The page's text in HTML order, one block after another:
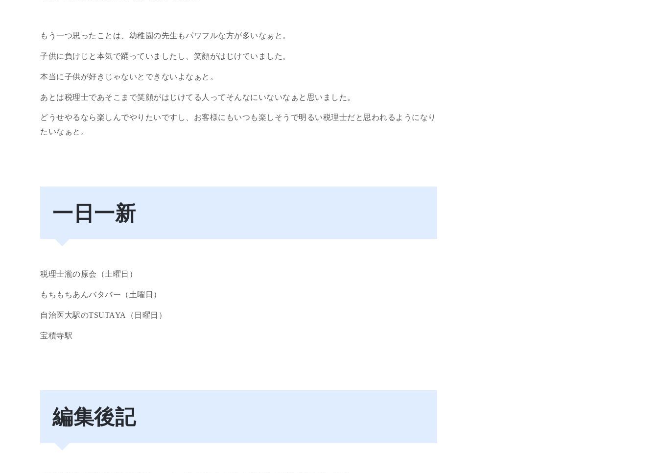
もう一つ思ったことは、幼稚園の先生もパワフルな方が多いなぁと。
子供に負けじと本気で踊っていましたし、笑顔がはじけていました。
本当に子供が好きじゃないとできないよなぁと。
あとは税理士であそこまで笑顔がはじけてる人ってそんなにいないなぁと思いました。
どうせやるなら楽しんでやりたいですし、お客様にもいつも楽しそうで明るい税理士だと思われるようになり
たいなぁと。
一日一新
税理士瀧の原会（土曜日）
もちもちあんバタバー（土曜日）
自治医大駅のTSUTAYA（日曜日）
宝積寺駅
編集後記